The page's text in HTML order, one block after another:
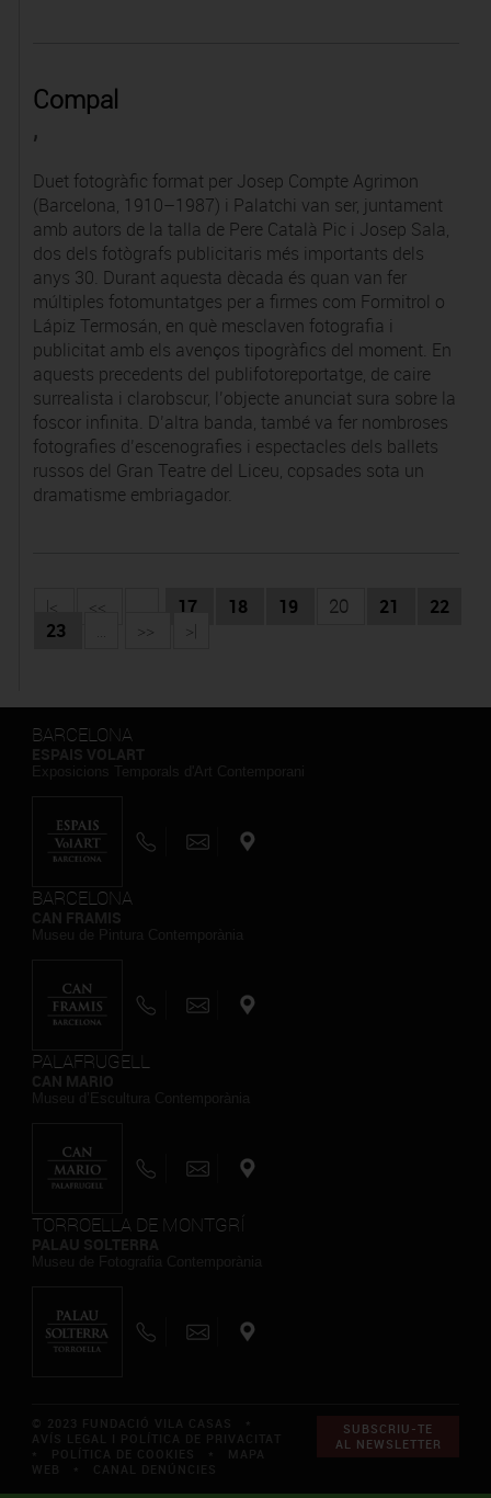
Compal
,
Duet fotogràfic format per Josep Compte Agrimon
(Barcelona, 1910–1987) i Palatchi van ser, juntament
amb autors de la talla de Pere Català Pic i Josep Sala,
dos dels fotògrafs publicitaris més importants dels
anys 30. Durant aquesta dècada és quan van fer
múltiples fotomuntatges per a firmes com Formitrol o
Lápiz Termosán, en què mesclaven fotografia i
publicitat amb els avenços tipogràfics del moment. En
aquests precedents del publifotoreportatge, de caire
surrealista i clarobscur, l’objecte anunciat sura sobre la
foscor infinita. D’altra banda, també va fer nombroses
fotografies d’escenografies i espectacles dels ballets
russos del Gran Teatre del Liceu, copsades sota un
dramatisme embriagador.
|< << 17 18 19 20 21
22
23
... >> >|
BARCELONA
BARCELONA
PALAFRUGELL
TORROELLA DE MONTGRÍ
SUBSCRIU-TE
AL NEWSLETTER